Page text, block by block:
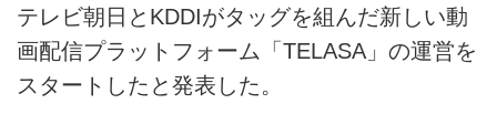
テレビ朝日とKDDIがタッグを組んだ新しい動
画配信プラットフォーム「TELASA」の運営を
スタートしたと発表した。